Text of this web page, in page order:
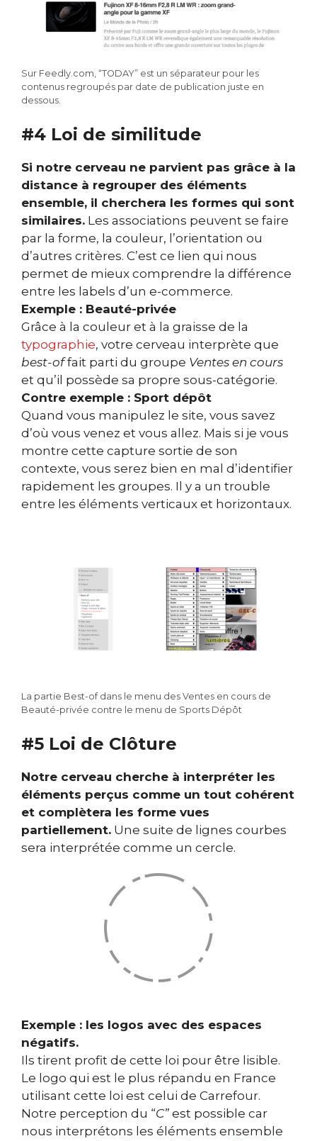
Sur Feedly.com, “TODAY” est un séparateur pour les
contenus regroupés par date de publication juste en
dessous.
#4 Loi de similitude
Si notre cerveau ne parvient pas grâce à la
distance à regrouper des éléments
ensemble, il cherchera les formes qui sont
similaires. Les associations peuvent se faire
par la forme, la couleur, l’orientation ou
d’autres critères. C’est ce lien qui nous
permet de mieux comprendre la différence
entre les labels d’un e-commerce.
Exemple : Beauté-privée
Grâce à la couleur et à la graisse de la
typographie, votre cerveau interprète que
best-offait parti du groupe Ventes en cours
et qu’il possède sa propre sous-catégorie.
Contre exemple : Sport dépôt
Quand vous manipulez le site, vous savez
d’où vous venez et vous allez. Mais si je vous
montre cette capture sortie de son
contexte, vous serez bien en mal d’identifier
rapidement les groupes. Il y a un trouble
entre les éléments verticaux et horizontaux.
La partie Best-of dans le menu des Ventes en cours de
Beauté-privée contre le menu de Sports Dépôt
#5 Loi de Clôture
Notre cerveau cherche à interpréter les
éléments perçus comme un tout cohérent
et complètera les forme vues
partiellement. Une suite de lignes courbes
sera interprétée comme un cercle.
Exemple : les logos avec des espaces
négatifs.
Ils tirent profit de cette loi pour être lisible.
Le logo qui est le plus répandu en France
utilisant cette loi est celui de Carrefour.
Notre perception du “C” est possible car
nous interprétons les éléments ensemble